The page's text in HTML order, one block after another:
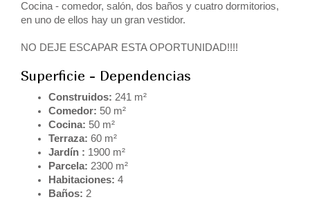
Cocina - comedor, salón, dos baños y cuatro dormitorios,
en uno de ellos hay un gran vestidor.
NO DEJE ESCAPAR ESTA OPORTUNIDAD!!!!
Superficie - Dependencias
Construidos: 241 m²
Comedor: 50 m²
Cocina: 50 m²
Terraza: 60 m²
Jardín : 1900 m²
Parcela: 2300 m²
Habitaciones: 4
Baños: 2